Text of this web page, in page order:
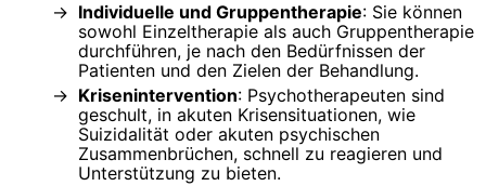
Individuelle und Gruppentherapie: Sie können
sowohl Einzeltherapie als auch Gruppentherapie
durchführen, je nach den Bedürfnissen der
Patienten und den Zielen der Behandlung.
Krisenintervention: Psychotherapeuten sind
geschult, in akuten Krisensituationen, wie
Suizidalität oder akuten psychischen
Zusammenbrüchen, schnell zu reagieren und
Unterstützung zu bieten.